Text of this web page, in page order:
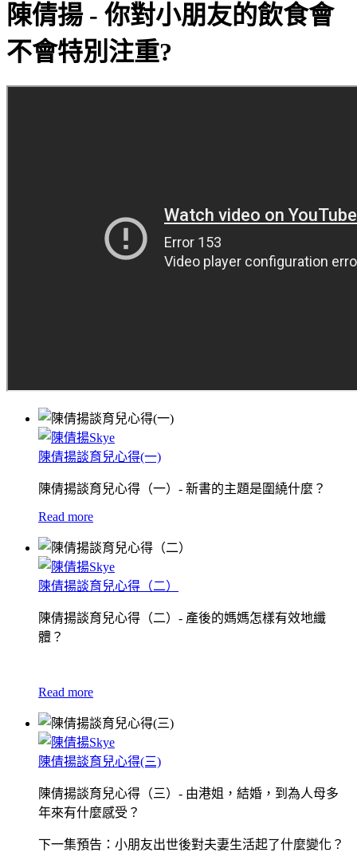
陳倩揚 - 你對小朋友的飲食會
不會特別注重?
陳倩揚談育兒心得(一)
陳倩揚談育兒心得（一）- 新書的主題是圍繞什麼？
Read more
陳倩揚談育兒心得（二）
陳倩揚談育兒心得（二）- 產後的媽媽怎樣有效地纖
體？
Read more
陳倩揚談育兒心得(三)
陳倩揚談育兒心得（三）- 由港姐，結婚，到為人母多
年來有什麼感受？
下一集預告：小朋友出世後對夫妻生活起了什麼變化？